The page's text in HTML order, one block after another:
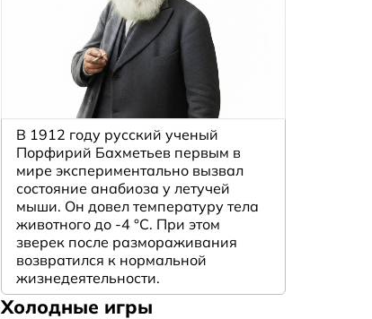
В 1912 году русский ученый
Порфирий Бахметьев первым в
мире экспериментально вызвал
состояние анабиоза у летучей
мыши. Он довел температуру тела
животного до -4 °C. При этом
зверек после размораживания
возвратился к нормальной
жизнедеятельности.
Холодные игры